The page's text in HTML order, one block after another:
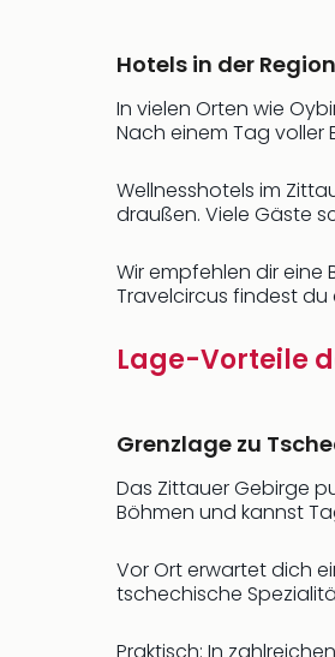
Hotels in der Region
In vielen Orten wie
Nach einem Tag voller
Wellnesshotels im
draußen. Viele Gäste
Wir empfehlen dir eine
Travelcircus findest du
Lage-Vorteile
Grenzlage zu
Das Zittauer Gebirge
Böhmen und kannst
Vor Ort erwartet dich
tschechische